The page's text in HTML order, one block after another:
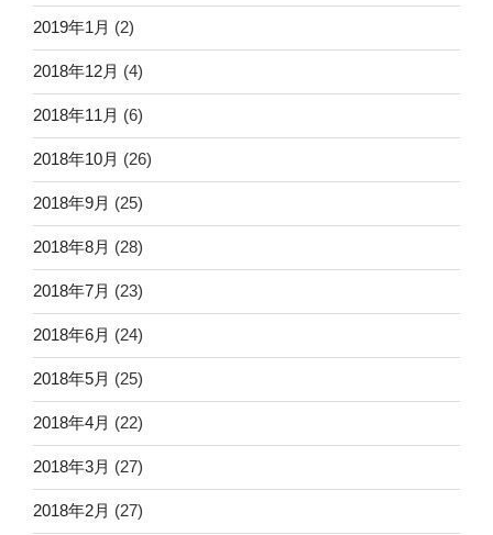
2019年1月 (2)
2018年12月 (4)
2018年11月 (6)
2018年10月 (26)
2018年9月 (25)
2018年8月 (28)
2018年7月 (23)
2018年6月 (24)
2018年5月 (25)
2018年4月 (22)
2018年3月 (27)
2018年2月 (27)